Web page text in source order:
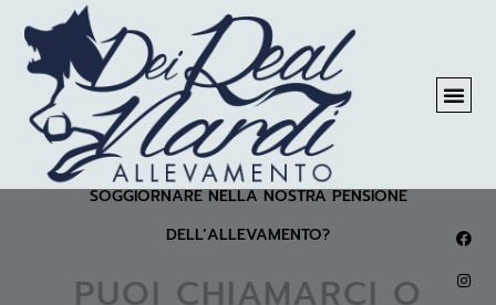
Contattaci
VUOI ACQUISTARE UN CUCCIOLO DI PASTORE TEDESCO?
ADDESTRARE IL TUO CANE OPPURE FARLO
SOGGIORNARE NELLA NOSTRA PENSIONE
DELL’ALLEVAMENTO?
PUOI CHIAMARCI O